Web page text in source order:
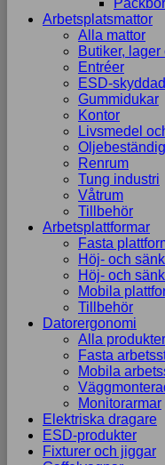
Arbetsplatsmattor
Alla mattor
Butiker,
Entréer
ESD-
Gummidukar
Kontor
Livsmedel
Renrum
Tung industri
Våtrum
Tillbehör
Arbetsplattformar
Fasta
Höj- och
Höj- och
Mobila
Tillbehör
Datorergonomi
Alla produkter
Fasta
Mobila
Monitorarmar
Elektriska dragare
ESD-produkter
Fixturer och jiggar